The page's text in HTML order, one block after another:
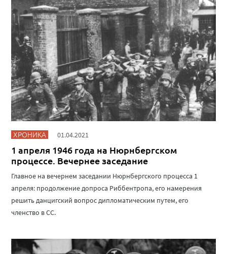
ХРОНИКА 01.04.2021
1 апреля 1946 года на Нюрнбергском
процессе. Вечернее заседание
Главное на вечернем заседании Нюрнбергского процесса 1
апреля: продолжение допроса Риббентропа, его намерения
решить данцигский вопрос дипломатическим путем, его
членство в СС.